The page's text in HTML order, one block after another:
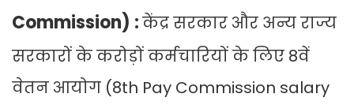
Commission) :केंद्र सरकार और अन्य राज्य
सरकारों के करोड़ों कर्मचारियों के लिए 8वें
वेतन आयोग (8th Pay Commission salary